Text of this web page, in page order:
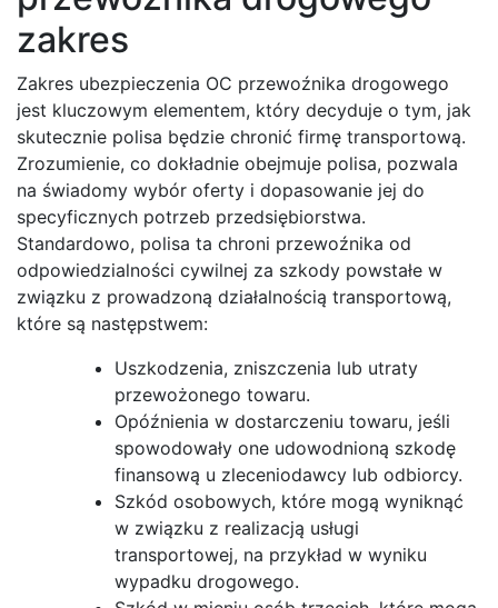
zakres
Zakres ubezpieczenia OC przewoźnika drogowego
jest kluczowym elementem, który decyduje o tym, jak
skutecznie polisa będzie chronić firmę transportową.
Zrozumienie, co dokładnie obejmuje polisa, pozwala
na świadomy wybór oferty i dopasowanie jej do
specyficznych potrzeb przedsiębiorstwa.
Standardowo, polisa ta chroni przewoźnika od
odpowiedzialności cywilnej za szkody powstałe w
związku z prowadzoną działalnością transportową,
które są następstwem:
Uszkodzenia, zniszczenia lub utraty
przewożonego towaru.
Opóźnienia w dostarczeniu towaru, jeśli
spowodowały one udowodnioną szkodę
finansową u zleceniodawcy lub odbiorcy.
Szkód osobowych, które mogą wyniknąć
w związku z realizacją usługi
transportowej, na przykład w wyniku
wypadku drogowego.